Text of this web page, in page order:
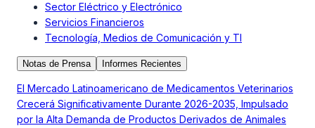
Sector Eléctrico y Electrónico
Servicios Financieros
Tecnología, Medios de Comunicación y TI
Notas de Prensa Informes Recientes
El Mercado Latinoamericano de Medicamentos Veterinarios
Crecerá Significativamente Durante 2026-2035, Impulsado
por la Alta Demanda de Productos Derivados de Animales